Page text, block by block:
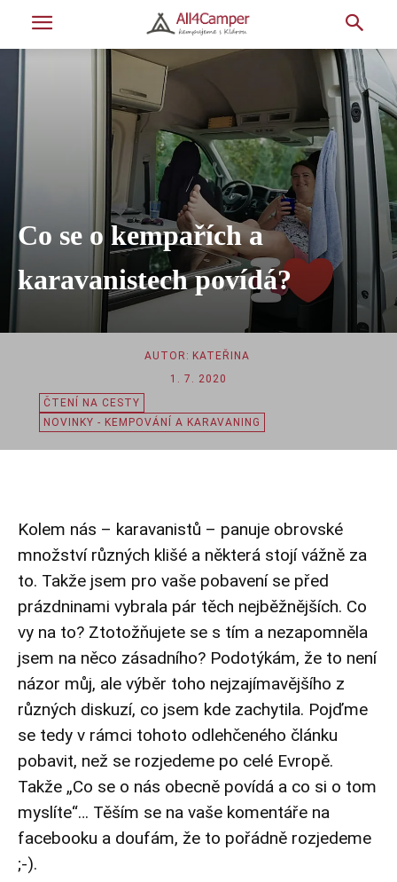
Co se o kempařích a
karavanistech povídá?
AUTOR: KATEŘINA
1. 7. 2020
ČTENÍ NA CESTY
NOVINKY - KEMPOVÁNÍ A KARAVANING
Kolem nás – karavanistů – panuje obrovské
množství různých klišé a některá stojí vážně za
to. Takže jsem pro vaše pobavení se před
prázdninami vybrala pár těch nejběžnějších. Co
vy na to? Ztotožňujete se s tím a nezapomněla
jsem na něco zásadního? Podotýkám, že to není
názor můj, ale výběr toho nejzajímavějšího z
různých diskuzí, co jsem kde zachytila. Pojďme
se tedy v rámci tohoto odlehčeného článku
pobavit, než se rozjedeme po celé Evropě.
Takže „Co se o nás obecně povídá a co si o tom
myslíte“… Těším se na vaše komentáře na
facebooku a doufám, že to pořádně rozjedeme
;-).